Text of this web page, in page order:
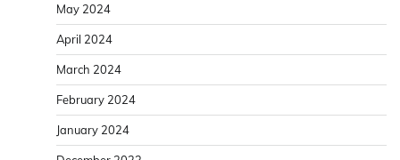
May 2024
April 2024
March 2024
February 2024
January 2024